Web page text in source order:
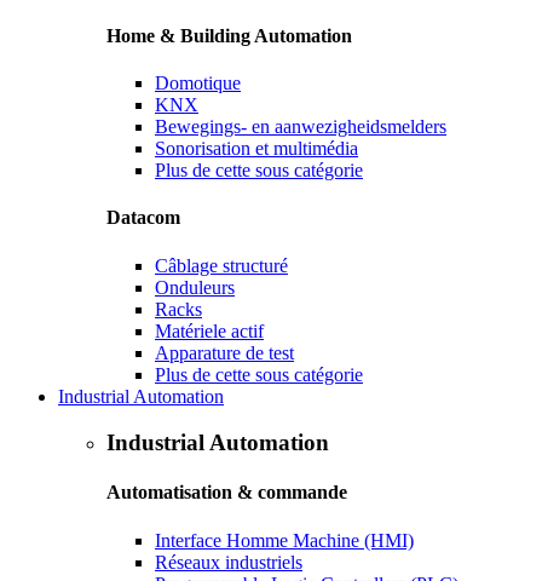
Home & Building Automation
Domotique
KNX
Bewegings- en aanwezigheidsmelders
Sonorisation et multimédia
Plus de cette sous catégorie
Datacom
Câblage structuré
Onduleurs
Racks
Matériele actif
Apparature de test
Plus de cette sous catégorie
Industrial Automation
Industrial Automation
Automatisation & commande
Interface Homme Machine (HMI)
Réseaux industriels